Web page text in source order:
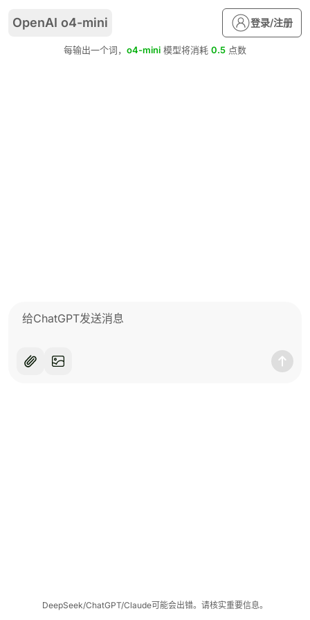
OpenAI o4-mini 登录/注册
每输出一个词， o4-mini 模型将消耗 0.5 点数
DeepSeek/ChatGPT/Claude可能会出错。请核实重要信息。